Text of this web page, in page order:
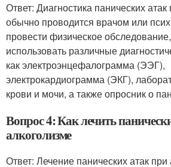
Ответ: Диагностика панических
обычно проводится врачом или
провести физическое
использовать различные
как электроэнцефалограмма (ЭЭГ),
электрокардиограмма (ЭКГ),
крови и мочи, а также опросник о
Вопрос 4: Как лечить
алкоголизме
Ответ: Лечение панических атак